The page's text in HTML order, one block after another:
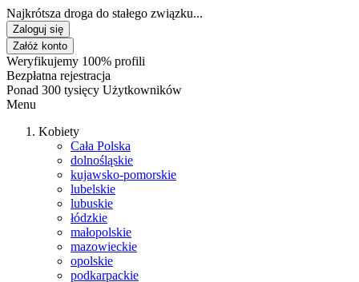
Najkrótsza droga do stałego związku...
Zaloguj się
Załóż konto
Weryfikujemy 100% profili
Bezpłatna rejestracja
Ponad 300 tysięcy Użytkowników
Menu
Kobiety
Cała Polska
dolnośląskie
kujawsko-pomorskie
lubelskie
lubuskie
łódzkie
małopolskie
mazowieckie
opolskie
podkarpackie